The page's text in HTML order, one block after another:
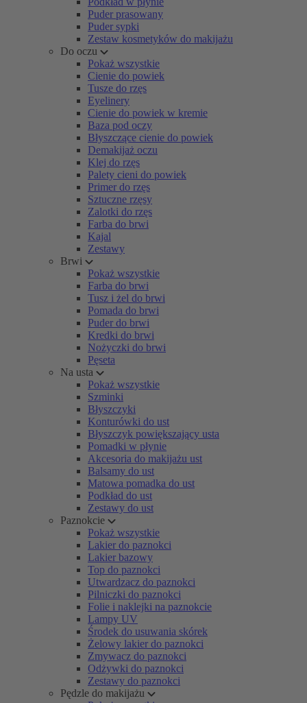
Puder prasowany
Puder sypki
Zestaw kosmetyków do makijażu
Do oczu
Pokaż wszystkie
Cienie do powiek
Tusze do rzęs
Eyelinery
Cienie do powiek w kremie
Baza pod oczy
Błyszczące cienie do powiek
Demakijaż oczu
Klej do rzęs
Palety cieni do powiek
Primer do rzęs
Sztuczne rzęsy
Zalotki do rzęs
Farba do brwi
Kajal
Zestawy
Brwi
Pokaż wszystkie
Farba do brwi
Tusz i żel do brwi
Pomada do brwi
Puder do brwi
Kredki do brwi
Nożyczki do brwi
Pęseta
Na usta
Pokaż wszystkie
Szminki
Błyszczyki
Konturówki do ust
Błyszczyk powiększający usta
Pomadki w płynie
Akcesoria do makijażu ust
Balsamy do ust
Matowa pomadka do ust
Podkład do ust
Zestawy do ust
Paznokcie
Pokaż wszystkie
Lakier do paznokci
Lakier bazowy
Top do paznokci
Utwardzacz do paznokci
Pilniczki do paznokci
Folie i naklejki na paznokcie
Lampy UV
Środek do usuwania skórek
Żelowy lakier do paznokci
Zmywacz do paznokci
Odżywki do paznokci
Zestawy do paznokci
Pędzle do makijażu